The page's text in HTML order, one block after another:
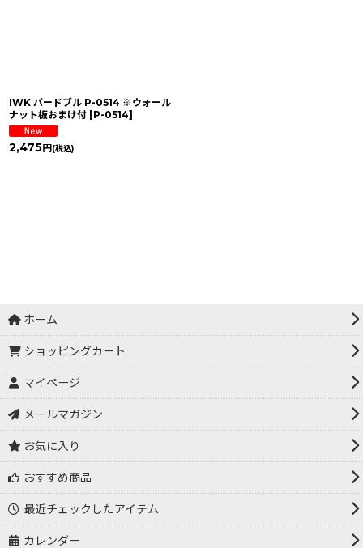
IWK バードブル P-0514 ※ウォール
ナット板おまけ付 [P-0514]
2,475円(税込)
ホーム
ショッピングカート
マイページ
メールマガジン
お気に入り
おすすめ商品
最近チェックしたアイテム
カレンダー